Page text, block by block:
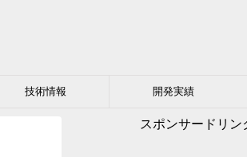
技術情報 開発実績
スポンサードリン